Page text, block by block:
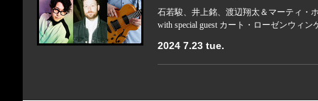
石若駿、井上銘、渡辺翔太＆マーティ・
with special guest カート・ローゼンウィン
2024 7.23 tue.